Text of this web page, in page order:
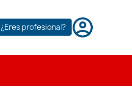
¿Eres profesional?